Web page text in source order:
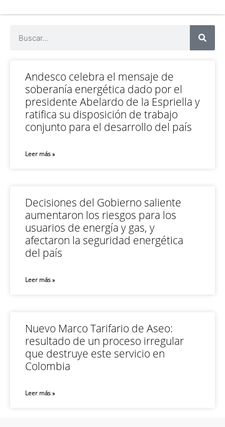
Andesco celebra el mensaje de
soberanía energética dado por el
presidente Abelardo de la Espriella y
ratifica su disposición de trabajo
conjunto para el desarrollo del país
Leer más »
Decisiones del Gobierno saliente
aumentaron los riesgos para los
usuarios de energía y gas, y
afectaron la seguridad energética
del país
Leer más »
Nuevo Marco Tarifario de Aseo:
resultado de un proceso irregular
que destruye este servicio en
Colombia
Leer más »